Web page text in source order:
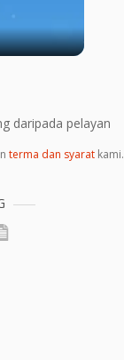
daripada pelayan
terma dan syarat kami.